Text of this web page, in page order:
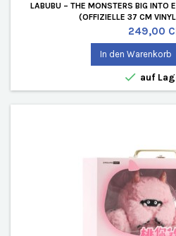
LABUBU – THE MONSTERS BIG INTO
(OFFIZIELLE 37 CM
Preis
249,00
In den Warenkorb
 auf